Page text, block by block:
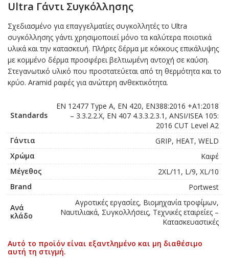
Ultra Γάντι Συγκόλλησης
Σχεδιασμένο για επαγγελματίες συγκολλητές το Ultra
συγκόλλησης γάντι χρησιμοποιεί μόνο τα καλύτερα ποιοτικά
υλικά και την κατασκευή. Πλήρες δέρμα με κόκκους επικάλυψης
με κομμένο δέρμα προσφέρει βελτιωμένη αντοχή σε καύση.
Στεγανωτικό υλικό που προστατεύεται από τη θερμότητα και το
κρύο. Aramid ραφές για ανώτερη ανθεκτικότητα.
Standards
EN 12477 Type A, EN 420, EN388:2016 +A1:2018
– 3.3.2.2.X, EN 407 4.3.3.2.3.1, ANSI/ISEA 105:
2016 CUT Level A2
Γάντια
GRIP, HEAT, WELD
Χρώμα
Καφέ
Μέγεθος
2XL/11, L/9, XL/10
Brand
Portwest
Ανά
κλάδο
Αγροτικές εργασίες, Βιομηχανία τροφίμων,
Ναυτιλιακά, Συγκολλήσεις, Τεχνικές εταιρείες –
Κατασκευαστικές
Αυτό το προϊόν είναι εξαντλημένο και μη διαθέσιμο
αυτή τη στιγμή.